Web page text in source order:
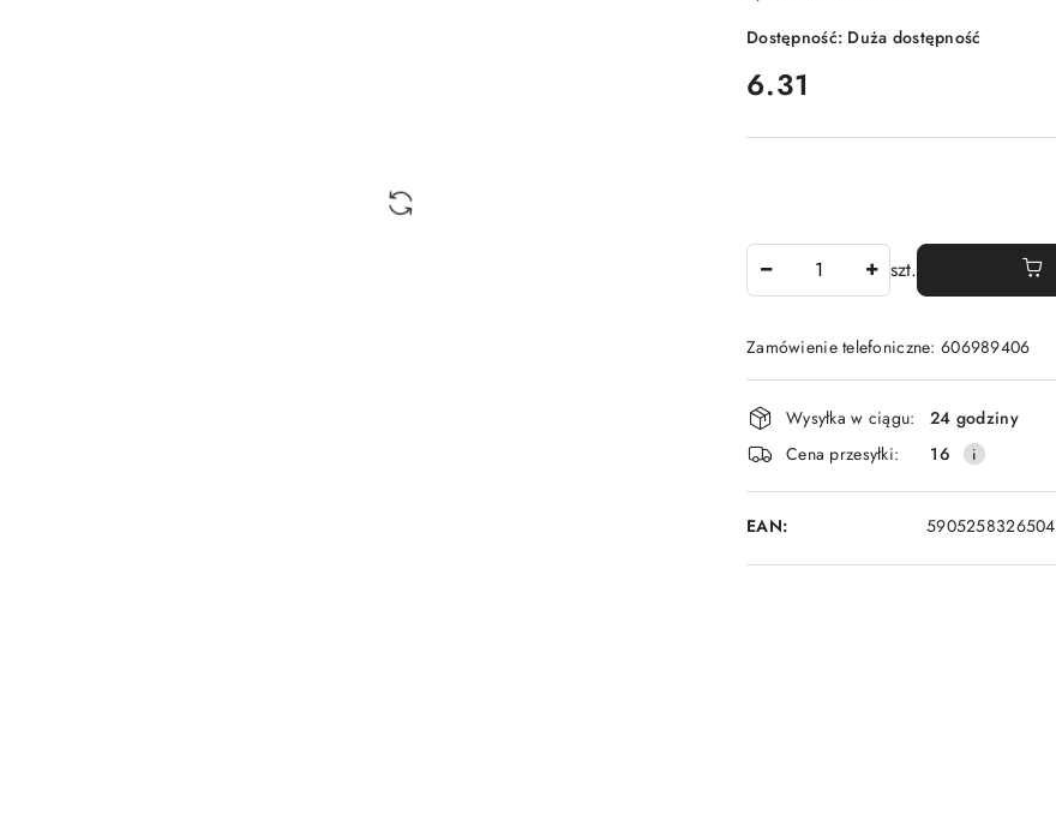
Dostępność: Duża dostępność
cena:
6.31
szt.
Zamówienie telefoniczne: 606989406
Dostępność
i
dostawa
Wysyłka w ciągu:
24 godziny
Cena przesyłki:
16
EAN: 5905258326504